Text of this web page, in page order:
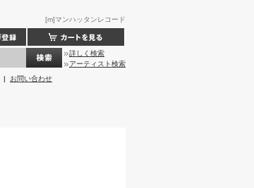
[m]マンハッタンレコード
詳しく検索
アーティスト検索
| お問い合わせ